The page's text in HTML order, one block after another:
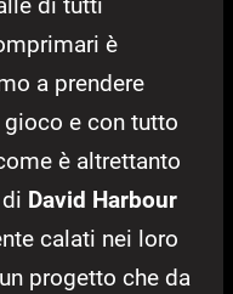
di tutti
è
a prendere
e con tutto
è altrettanto
David Harbour
calati nei loro
progetto che da